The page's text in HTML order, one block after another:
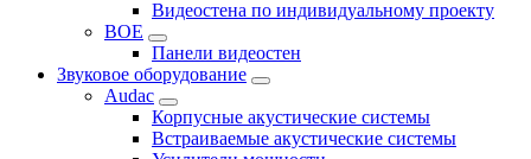
Видеостена по индивидуальному проекту
BOE
Панели видеостен
Звуковое оборудование
Audac
Корпусные акустические системы
Встраиваемые акустические системы